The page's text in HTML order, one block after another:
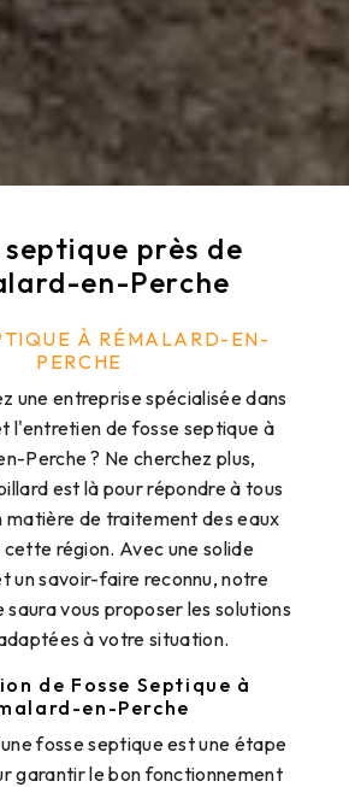
septique près de
en-Perche
À RÉMALARD-EN-
PERCHE
une entreprise spécialisée dans
l'entretien de fosse septique à
Perche ? Ne cherchez plus,
est là pour répondre à tous
matière de traitement des eaux
cette région. Avec une solide
un savoir-faire reconnu, notre
vous proposer les solutions
à votre situation.
de Fosse Septique à
en-Perche
fosse septique est une étape
garantir le bon fonctionnement